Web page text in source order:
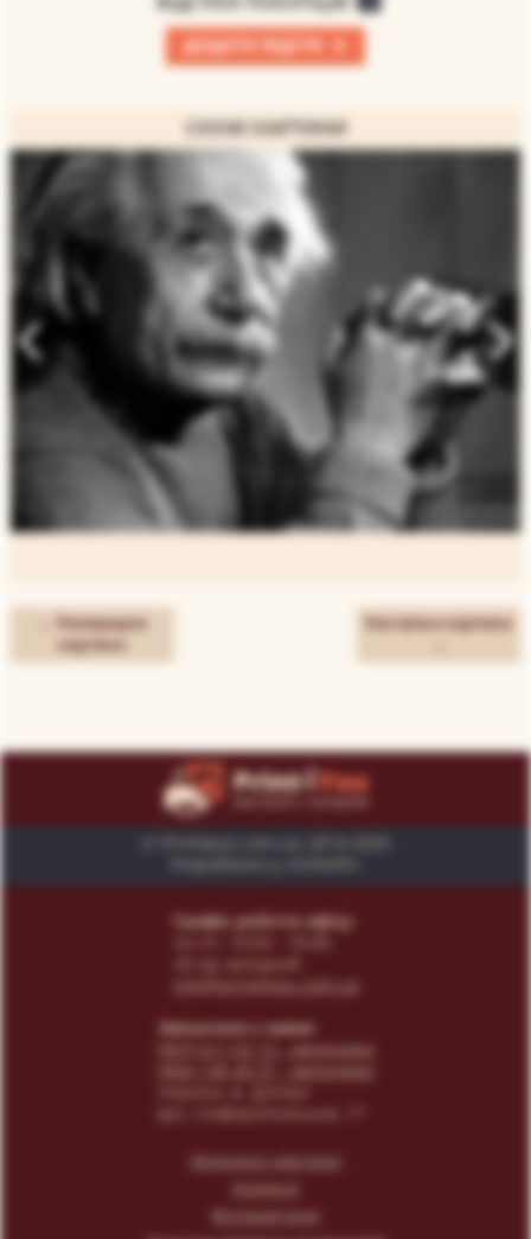
ДОДАТИ ВІДГУК +
СХОЖІ КАРТИНИ
← Попередня
картина
Наступна картина
© Print4you.com.ua, 2014-2026
Графік роботи офісу:
сб-нд: вихідний
info@print4you.com.ua
Звязатися з нами:
- менеджер
вул. Сімферопольська, 17
Модульні картини
Колекції
Фотокартини